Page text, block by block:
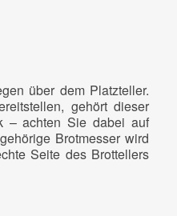
über dem Platzteller.
gehört dieser
– achten Sie dabei auf
Brotmesser wird
Seite des Brottellers